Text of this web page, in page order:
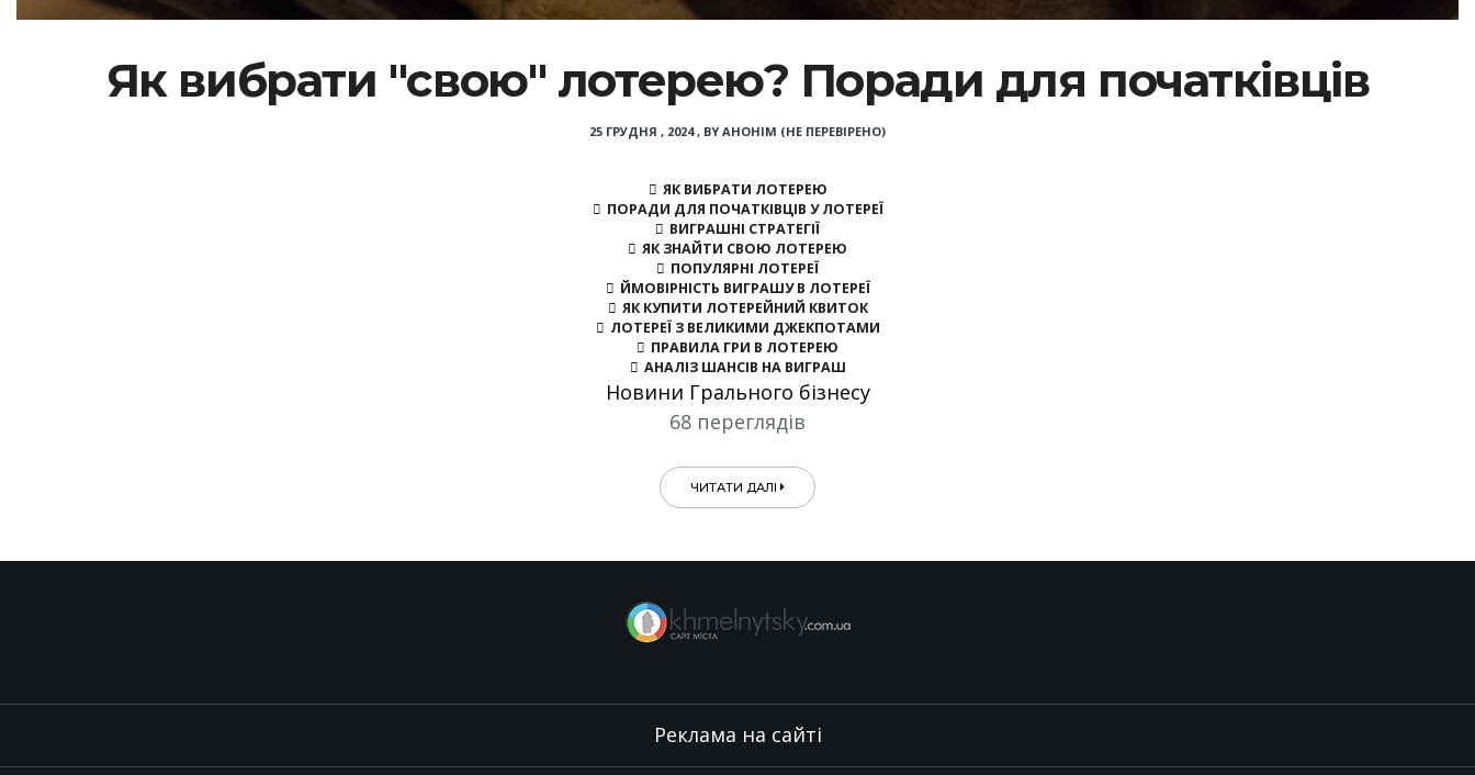
Як вибрати "свою" лотерею? Поради для початківців
25 ГРУДНЯ , 2024, BY АНОНІМ (НЕ ПЕРЕВІРЕНО)
ЯК ВИБРАТИ ЛОТЕРЕЮ
ПОРАДИ ДЛЯ ПОЧАТКІВЦІВ У ЛОТЕРЕЇ
ВИГРАШНІ СТРАТЕГІЇ
ЯК ЗНАЙТИ СВОЮ ЛОТЕРЕЮ
ПОПУЛЯРНІ ЛОТЕРЕЇ
ЙМОВІРНІСТЬ ВИГРАШУ В ЛОТЕРЕЇ
ЯК КУПИТИ ЛОТЕРЕЙНИЙ КВИТОК
ЛОТЕРЕЇ З ВЕЛИКИМИ ДЖЕКПОТАМИ
ПРАВИЛА ГРИ В ЛОТЕРЕЮ
АНАЛІЗ ШАНСІВ НА ВИГРАШ
Новини Грального бізнесу
68 переглядів
ЧИТАТИ ДАЛІ
Реклама на сайті